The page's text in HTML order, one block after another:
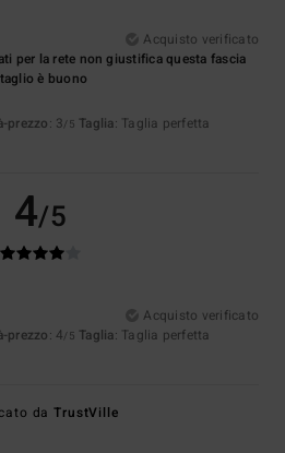
Acquisto verificato
per la rete non giustifica questa fascia
è buono
prezzo: 3/5 Taglia: Taglia perfetta
4/5
Acquisto verificato
prezzo: 4/5 Taglia: Taglia perfetta
daTrustVille